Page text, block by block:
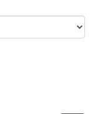
marzo de